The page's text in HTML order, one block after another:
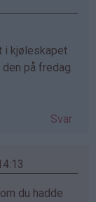
i kjøleskapet
på fredag.
Svar
du hadde